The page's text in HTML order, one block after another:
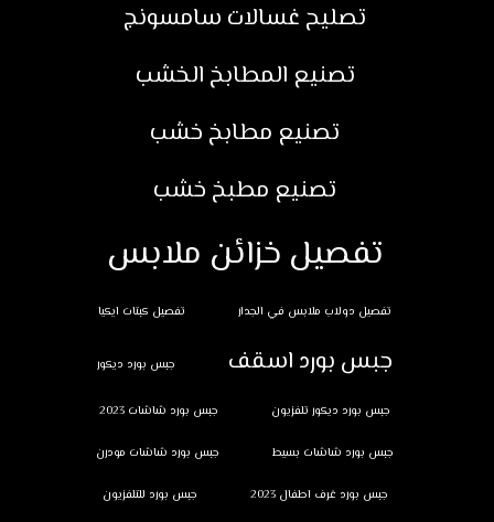
تصليح غسالات سامسونج
تصنيع المطابخ الخشب
تصنيع مطابخ خشب
تصنيع مطبخ خشب
تفصيل خزائن ملابس
تفصيل دولاب ملابس في الجدار تفصيل كبتات ايكيا
جبس بورد اسقف جبس بورد ديكور
جبس بورد ديكور تلفزيون جبس بورد شاشات 2023
جبس بورد شاشات بسيط جبس بورد شاشات مودرن
جبس بورد غرف اطفال 2023 جبس بورد للتلفزيون